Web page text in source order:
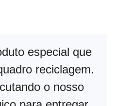
especial que
reciclagem.
o nosso